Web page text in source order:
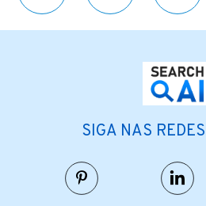
SIGA NAS